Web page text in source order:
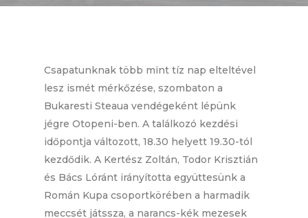
Csapatunknak több mint tíz nap elteltével
lesz ismét mérkőzése, szombaton a
Bukaresti Steaua vendégeként lépünk
jégre Otopeni-ben. A találkozó kezdési
időpontja változott, 18.30 helyett 19.30-tól
kezdődik. A Kertész Zoltán, Todor Krisztián
és Bács Lóránt irányította együttesünk a
Román Kupa csoportkörében a harmadik
meccsét játssza, a narancs-kék mezesek